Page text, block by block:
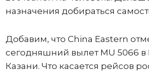
назначения добираться
Добавим, что China Eastern
сегодняшний вылет MU 5066
Казани. Что касается рейсов